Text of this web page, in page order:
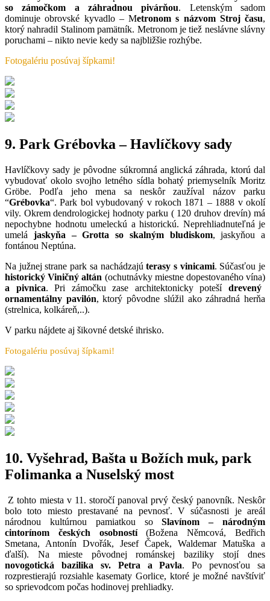
so zámočkom a záhradnou pivárňou. Letenským sadom
dominuje obrovské kyvadlo – Metronom s názvom Stroj času,
ktorý nahradil Stalinom pamätník. Metronom je tiež neslávne slávny
poruchami – nikto nevie kedy sa najbližšie rozhýbe.
Fotogalériu posúvaj šípkami!
9. Park Grébovka – Havlíčkovy sady
Havlíčkovy sady je pôvodne súkromná anglická záhrada, ktorú dal
vybudovať okolo svojho letného sídla bohatý priemyselník Moritz
Gröbe. Podľa jeho mena sa neskôr zaužíval názov parku
“Grébovka“. Park bol vybudovaný v rokoch 1871 – 1888 v okolí
vily. Okrem dendrologickej hodnoty parku ( 120 druhov drevín) má
nepochybne hodnotu umeleckú a historickú. Neprehliadnuteľná je
umelá jaskyňa – Grotta so skalným bludiskom, jaskyňou a
fontánou Neptúna.
Na južnej strane park sa nachádzajúterasy s vinicami. Súčasťou je
historický Viničný altán (ochutnávky miestne dopestovaného vína)
a pivnica. Pri zámočku zase architektonicky poteší drevený
ornamentálny pavilón, ktorý pôvodne slúžil ako záhradná herňa
(strelnica, kolkáreň,..).
V parku nájdete aj šikovné detské ihrisko.
Fotogalériu posúvaj šípkami!
10. Vyšehrad, Bašta u Božích muk, park
Folimanka a Nuselský most
Z tohto miesta v 11. storočí panoval prvý český panovník. Neskôr
bolo toto miesto prestavané na pevnosť. V súčasnosti je areál
národnou kultúrnou pamiatkou soSlavínom – národným
cintorínom českých osobností(Božena Němcová, Bedřich
Smetana, Antonín Dvořák, Jesef Čapek, Waldemar Matuška a
ďalší). Na mieste pôvodnej románskej baziliky stojí dnes
novogotická bazilika sv. Petra a Pavla. Po pevnosťou sa
rozprestierajú rozsiahle kasematy Gorlice, ktoré je možné navštíviť
so sprievodcom počas hodinovej prehliadky.